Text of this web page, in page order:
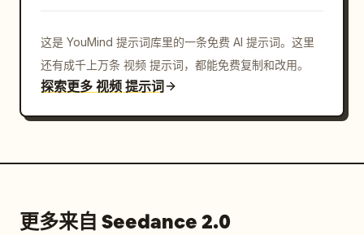
新的有机物质从内部渗出，闪烁着虹彩光芒，向胸口汇聚。
紫黑色金属蔓延至她的面部，形成一张不规则的面具。
这是 YouMind 提示词库里的一条免费 AI 提示词。这里
还有成千上万条 视频 提示词，都能免费复制和改用。
探索更多 视频 提示词
更多来自 Seedance 2.0